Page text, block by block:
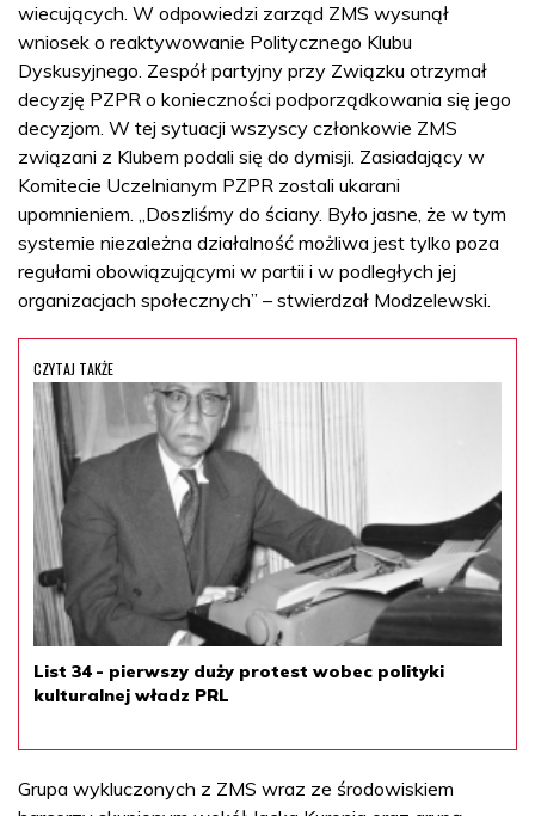
wiecujących. W odpowiedzi zarząd ZMS wysunął
wniosek o reaktywowanie Politycznego Klubu
Dyskusyjnego. Zespół partyjny przy Związku otrzymał
decyzję PZPR o konieczności podporządkowania się jego
decyzjom. W tej sytuacji wszyscy członkowie ZMS
związani z Klubem podali się do dymisji. Zasiadający w
Komitecie Uczelnianym PZPR zostali ukarani
upomnieniem. „Doszliśmy do ściany. Było jasne, że w tym
systemie niezależna działalność możliwa jest tylko poza
regułami obowiązującymi w partii i w podległych jej
organizacjach społecznych” – stwierdzał Modzelewski.
CZYTAJ TAKŻE
List 34 - pierwszy duży protest wobec polityki
kulturalnej władz PRL
Grupa wykluczonych z ZMS wraz ze środowiskiem